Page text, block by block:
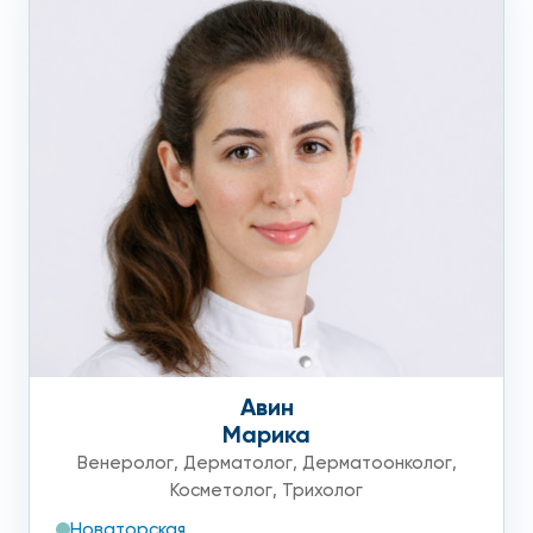
Акне — не просто несовершенство кожи. Это проблема,
которая влияет на настроение, самооценку, мешает
общению с людьми и порождает комплексы. Угревая сыпь
на лице и на теле снижает качество вашей жизни, поэтому
считать ее чисто косметическим дефектом в корне
неверно. Не ждите, когда угри пройдут сами по себе, не
тратьте деньги на разрекламированную дорогую
косметику, которая может просто вам не подойти и
усугубить ситуацию. Обращайтесь к врачам, которые
каждый день занимаются помощью пациентам с акне,
знают, где искать причину болезни и как ее лечить.
Авин
Марика
Венеролог, Дерматолог, Дерматоонколог,
Косметолог, Трихолог